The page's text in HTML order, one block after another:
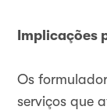
Implicações
Os
serviços que